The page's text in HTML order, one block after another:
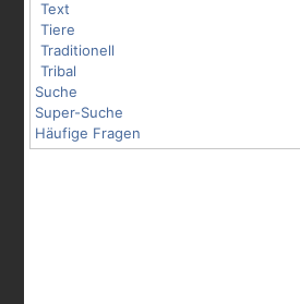
Text
Tiere
Traditionell
Tribal
Suche
Super-Suche
Häufige Fragen